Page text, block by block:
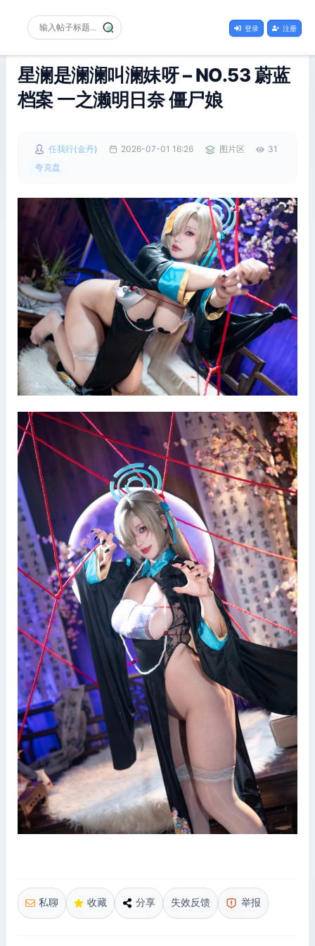
登录 注册
星澜是澜澜叫澜妹呀 – NO.53 蔚蓝
档案 一之濑明日奈 僵尸娘
任我行(金丹) 2026-07-01 16:26 图片区
31
夸克盘
私聊 收藏 分享 失效反馈 举报